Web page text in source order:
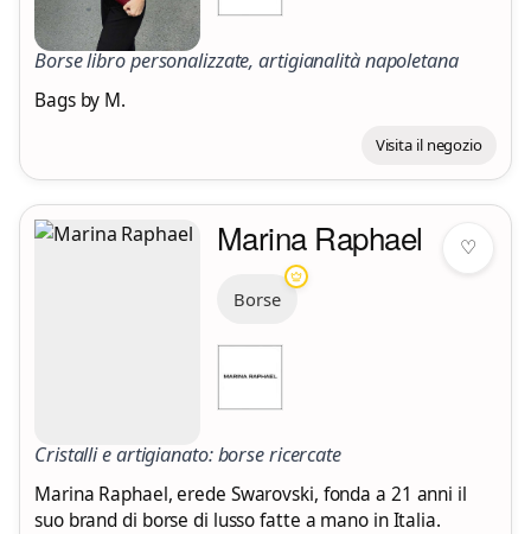
Borse libro personalizzate, artigianalità napoletana
Bags by M.
Visita il negozio
♡
Marina Raphael
Borse
Cristalli e artigianato: borse ricercate
Marina Raphael, erede Swarovski, fonda a 21 anni il
suo brand di borse di lusso fatte a mano in Italia.